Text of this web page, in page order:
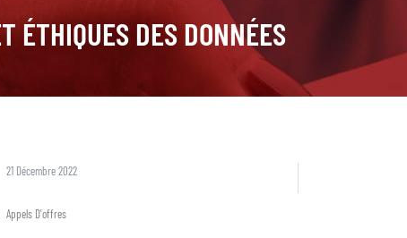
ÉTHIQUES DES DONNÉES
21 Décembre 2022
Appels D'offres